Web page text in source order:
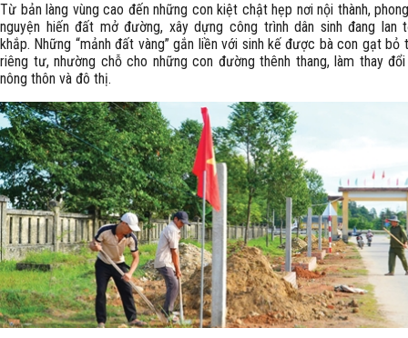
Từ bản làng vùng cao đến những con kiệt chật hẹp nơi nội thành,
nguyện hiến đất mở đường, xây dựng công trình dân sinh đang lan
khắp. Những “mảnh đất vàng” gắn liền với sinh kế được bà con gạt bỏ
riêng tư, nhường chỗ cho những con đường thênh thang, làm thay
nông thôn và đô thị.